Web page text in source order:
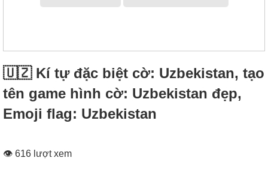
🇺🇿 Kí tự đặc biệt cờ: Uzbekistan, tạo
tên game hình cờ: Uzbekistan đẹp,
Emoji flag: Uzbekistan
👁 616 lượt xem